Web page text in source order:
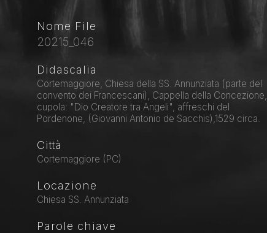
Nome File
20215_046
Didascalia
Cortemaggiore, Chiesa della SS. Annunziata (parte del
convento dei Francescani), Cappella della Concezione,
cupola: "Dio Creatore tra Angeli", affreschi del
Pordenone, (Giovanni Antonio de Sacchis),1529 circa.
Città
Cortemaggiore (PC)
Locazione
Chiesa SS. Annunziata
Parole chiave